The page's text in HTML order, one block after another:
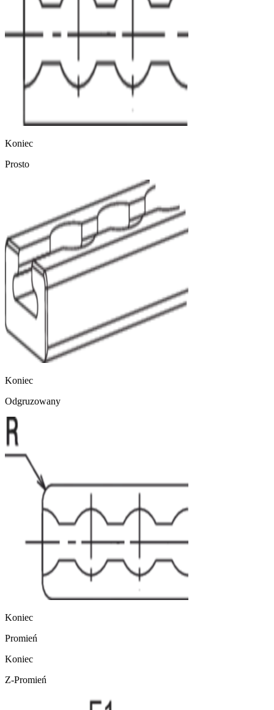
Koniec
Prosto
Koniec
Odgruzowany
Koniec
Promień
Koniec
Z-Promień